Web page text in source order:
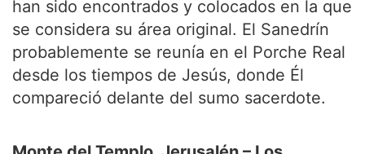
han sido encontrados y colocados en la que
se considera su área original. El Sanedrín
probablemente se reunía en el Porche Real
desde los tiempos de Jesús, donde Él
compareció delante del sumo sacerdote.